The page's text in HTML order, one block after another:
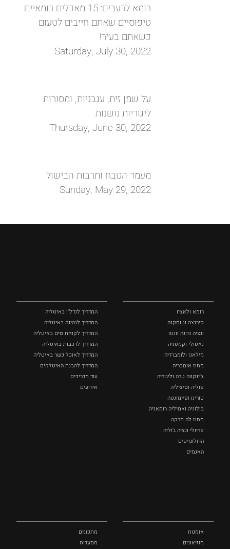
רומא לרעבים: 15 מאכלים רומאיים
טיפוסיים שאתם חייבים לטעום
כשאתם בעיר!
Saturday, July 30, 2022
על שמן זית, עגבניות, ומסורות
ליגוריות נושנות
Thursday, June 30, 2022
מעמד הטבח ותרבות הבישול
Sunday, May 29, 2022
רומא ולאציו
פירנצה וטוסקנה ‏
ונציה ורונה וונטו
נאפולי‏ וקמפניה
מילאנו ולומברדיה
מחוז אומבריה
צ'ינקווה טרה וליגוריה
פוליה וסיציליה ‏
טורינו ופיימונטה
בולוניה ואמיליה רומאניה
מחוז לה מרקה
פריולי ונציה ג'וליה
הדולומיטים
האגמים
המדריך לנדל"ן באיטליה
המדריך לנהיגה באיטליה
המדריך לקניית סים באיטליה
המדריך לרכבות באיטליה
המדריך לאוכל כשר באיטליה
המדריך להבנת האיטלקים
עוד מדריכים
אירועים
אומנות
מוזיאונים
מתכונים
מסעדות